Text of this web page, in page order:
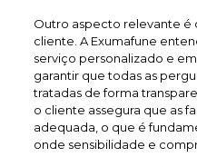
Outro aspecto relevante
cliente. A Exumafune
serviço personalizado e
garantir que todas as
tratadas de forma
o cliente assegura que as
adequada, o que é
onde sensibilidade e